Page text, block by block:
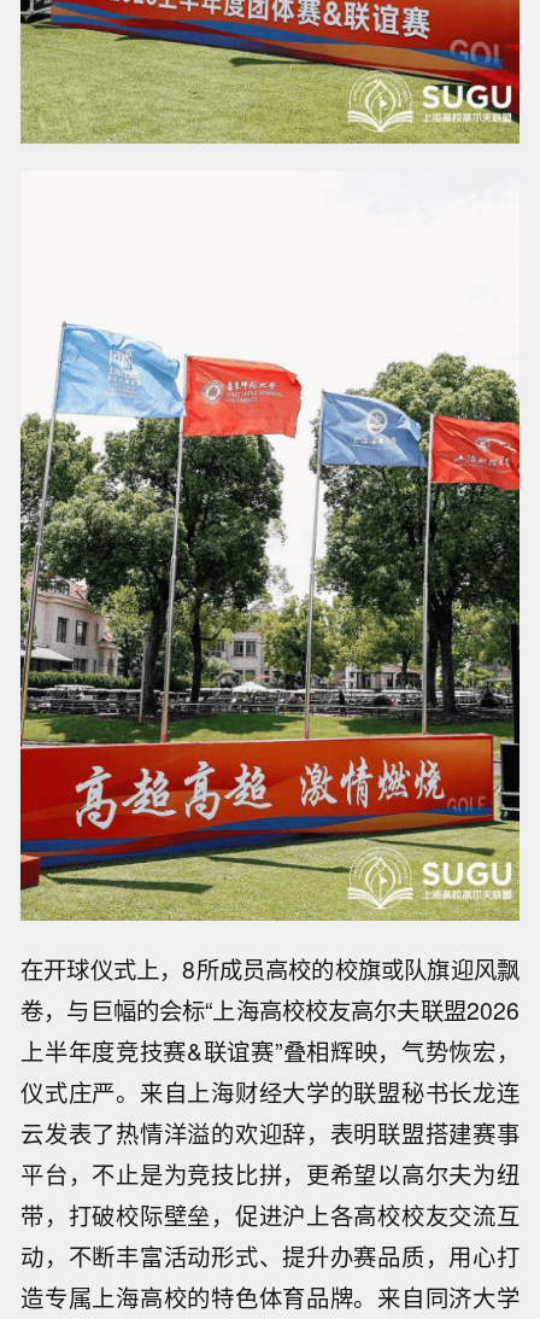
在开球仪式上，8所成员高校的校旗或队旗迎风飘
卷，与巨幅的会标“上海高校校友高尔夫联盟2026
上半年度竞技赛&联谊赛”叠相辉映，气势恢宏，
仪式庄严。来自上海财经大学的联盟秘书长龙连
云发表了热情洋溢的欢迎辞，表明联盟搭建赛事
平台，不止是为竞技比拼，更希望以高尔夫为纽
带，打破校际壁垒，促进沪上各高校校友交流互
动，不断丰富活动形式、提升办赛品质，用心打
造专属上海高校的特色体育品牌。来自同济大学